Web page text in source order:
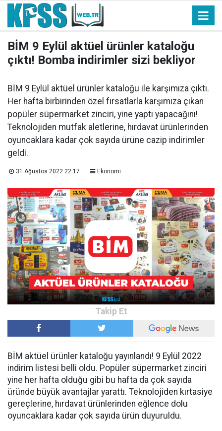
BİM 9 Eylül aktüel ürünler kataloğu
çıktı! Bomba indirimler sizi bekliyor
BİM 9 Eylül aktüel ürünler kataloğu ile karşımıza çıktı.
Her hafta birbirinden özel fırsatlarla karşımıza çıkan
popüler süpermarket zinciri, yine yaptı yapacağını!
Teknolojiden mutfak aletlerine, hırdavat ürünlerinden
oyuncaklara kadar çok sayıda ürüne cazip indirimler
geldi.
31 Ağustos 2022 22:17 Ekonomi
BİM aktüel ürünler kataloğu yayınlandı! 9 Eylül 2022
indirim listesi belli oldu. Popüler süpermarket zinciri
yine her hafta olduğu gibi bu hafta da çok sayıda
üründe büyük avantajlar yarattı. Teknolojiden kırtasiye
gereçlerine, hırdavat ürünlerinden eğlence dolu
oyuncaklara kadar çok sayıda ürün duyuruldu.